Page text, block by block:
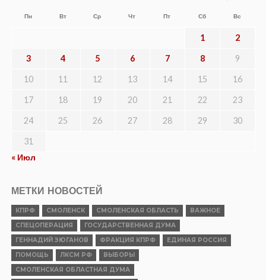
Пн Вт Ср Чт Пт Сб Вс
1 2
3 4 5 6 7 8 9
10 11 12 13 14 15 16
17 18 19 20 21 22 23
24 25 26 27 28 29 30
31
« Июл
МЕТКИ НОВОСТЕЙ
КПРФ СМОЛЕНСК СМОЛЕНСКАЯ ОБЛАСТЬ
ВАЖНОЕ
СПЕЦОПЕРАЦИЯ
ГОСУДАРСТВЕННАЯ ДУМА
ГЕННАДИЙ ЗЮГАНОВ
ФРАКЦИЯ КПРФ
ЕДИНАЯ РОССИЯ
ПОМОЩЬ
ЛКСМ РФ
ВЫБОРЫ
СМОЛЕНСКАЯ ОБЛАСТНАЯ ДУМА